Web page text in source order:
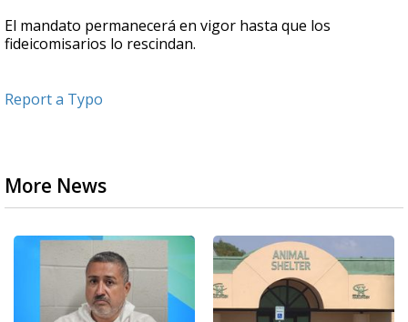
El mandato permanecerá en vigor hasta que los
fideicomisarios lo rescindan.
Report a Typo
More News